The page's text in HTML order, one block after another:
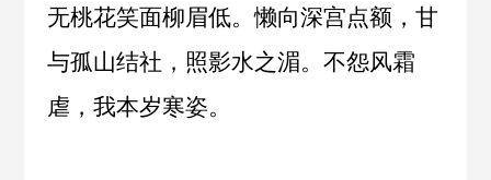
无桃花笑面柳眉低。懒向深宫点额，甘
与孤山结社，照影水之湄。不怨风霜
虐，我本岁寒姿。